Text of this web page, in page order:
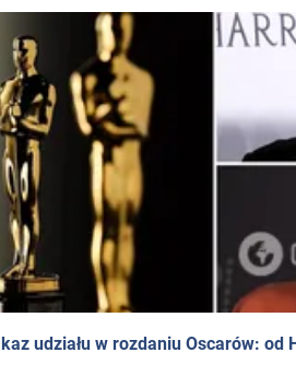
udziału w rozdaniu Oscarów: od